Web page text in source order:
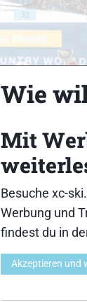
32
Wie
Mit
Besuche xc-
Werbung und
findest du in
Akzeptieren und